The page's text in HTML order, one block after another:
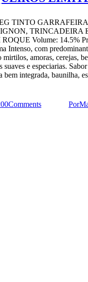
TINTO GARRAFEIRA
TRINCADEIRA
Volume: 14.5%
Intenso, com
mirtilos, amoras, cerejas,
suaves e especiarias.
bem integrada, baunilha,
0Comments Por